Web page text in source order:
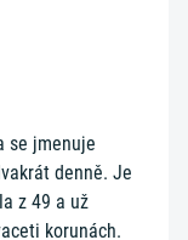
se jmenuje
denně. Je
z 49 a už
korunách.